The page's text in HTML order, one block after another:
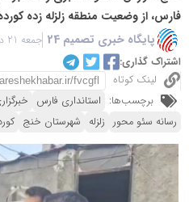
فارس، از وضعیت منطقه زلزله زده
پایگاه خبری تصمیم 24
جمعه 21 دی 1403 - 22:22
اشتراک گذاری:
لینک کوتاه
برچسب‌ها: استانداری فارس
رسانه سئو محور زلزله شهرستان خنج